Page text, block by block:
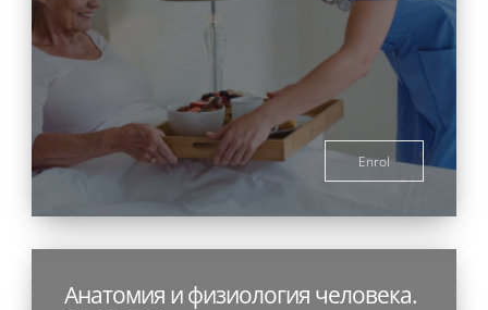
Enrol
Анатомия и физиология человека.